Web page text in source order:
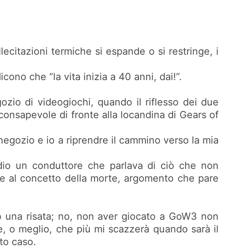
termiche si espande o si restringe, i
che “la vita inizia a 40 anni, dai!”.
di videogiochi, quando il riflesso dei due
di fronte alla locandina di Gears of
e io a riprendre il cammino verso la mia
un conduttore che parlava di ciò che non
al concetto della morte, argomento che pare
risata; no, non aver giocato a GoW3 non
o meglio, che più mi scazzerà quando sarà il
caso.